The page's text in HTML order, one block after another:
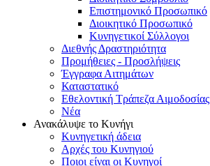
Επιστημονικό Προσωπικό
Διοικητικό Προσωπικό
Κυνηγετικοί Σύλλογοι
Διεθνής Δραστηριότητα
Προμήθειες - Προσλήψεις
Έγγραφα Αιτημάτων
Καταστατικό
Εθελοντική Τράπεζα Αιμοδοσίας
Νέα
Ανακάλυψε το Κυνήγι
Κυνηγετική άδεια
Αρχές του Κυνηγιού
Ποιοι είναι οι Κυνηγοί